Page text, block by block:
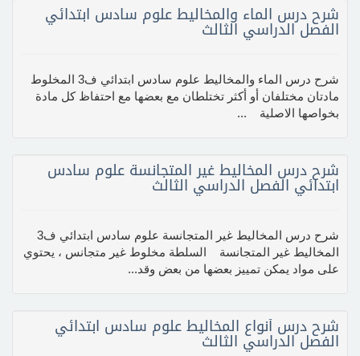
شرح درس الماء والمخاليط علوم سادس ابتدائي
الفصل الدراسي الثالث
شرح درس الماء والمخاليط علوم سادس ابتدائي ف3 المخلوط
مادتان مختلفان أو أكثر تختلطان مع بعضها مع احتفاظ كل مادة
بخواصها الاصلية ...
شرح درس المخاليط غير المتجانسة علوم سادس
ابتدائي الفصل الدراسي الثالث
شرح درس المخاليط غير المتجانسة علوم سادس ابتدائي ف3
المخاليط غير المتجانسة السلطة مخلوط غير متجانس ، يحتوي
على مواد يمكن تمييز بعضها من بعض وقد...
شرح درس أنواع المخاليط علوم سادس ابتدائي
الفصل الدراسي الثالث